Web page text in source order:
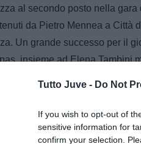
Tutto Juve - Do Not
If you wish to opt-out of
sensitive information for
confirm your selection.
al secondo posto nella
da Pietro Mennea a Città
Un grande successo per il
insieme ad Elena Tambini
Mondiali di Russia a
di Juan Cuadrado che
alla dichiarazione di
assolutamente cedibili